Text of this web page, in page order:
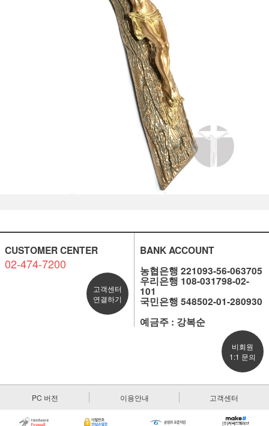
CUSTOMER CENTER
02-474-7200
고객센터
연결하기
BANK ACCOUNT
농협은행 221093-56-063705
우리은행 108-031798-02-
101
국민은행 548502-01-280930
예금주 : 강복순
비회원
1:1 문의
PC 버전 이용안내 고객센터